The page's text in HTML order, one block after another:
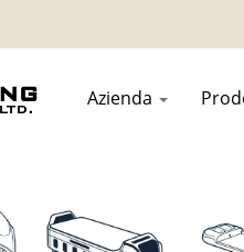
Azienda